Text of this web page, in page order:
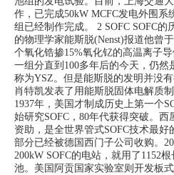
作，已完成50kW MCFC发电外围系
组已经制作完成。
2 SOFC SOFC的
的物理学家能斯脱(Nenst)报道他曾
个氧化锆掺15%氧化钇的高温离子
一组分直到100多年后的今天，仍然
称为YSZ。但是能斯脱的发明并没
肖特凯发表了用能斯脱固体电解质
1937年，美国才制成历史上第一个
始研究SOFC，80年代获得突破。
资助，是全世界管式SOFC技术最好
部分已经被德国西门子公司收购。
200kW SOFC的电站，就用了1152
池。美国阿贡国家实验室则开发板式